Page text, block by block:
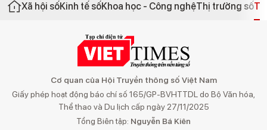
Xã hội sốKinh tế sốKhoa học - Công nghệThị trường số
Cơ quan của Hội Truyền thông số Việt Nam
Giấy phép hoạt động báo chí số 165/GP-BVHTTDL do Bộ Văn hóa,
Thể thao và Du lịch cấp ngày 27/11/2025
Tổng Biên tập: Nguyễn Bá Kiên